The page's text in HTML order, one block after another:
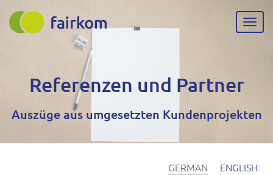
Direkt
zum
Referenzen und Partner
Auszüge aus umgesetzten Kundenprojekten
GERMAN ENGLISH